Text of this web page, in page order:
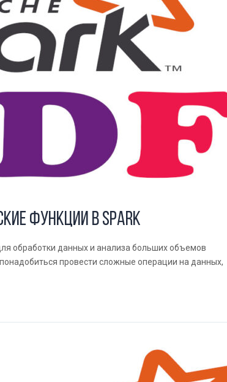
функции в Spark
обработки данных и анализа больших объемов
провести сложные операции на данных,